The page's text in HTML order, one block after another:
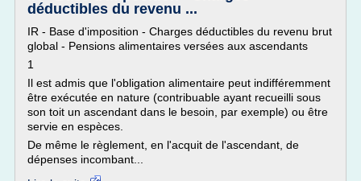
déductibles du revenu ...
IR - Base d'imposition - Charges déductibles du revenu brut
global - Pensions alimentaires versées aux ascendants
1
Il est admis que l'obligation alimentaire peut indifféremment
être exécutée en nature (contribuable ayant recueilli sous
son toit un ascendant dans le besoin, par exemple) ou être
servie en espèces.
De même le règlement, en l'acquit de l'ascendant, de
dépenses incombant...